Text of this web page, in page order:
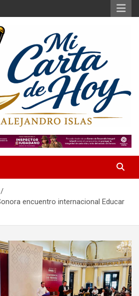
Hoy
encuentro internacional Educar